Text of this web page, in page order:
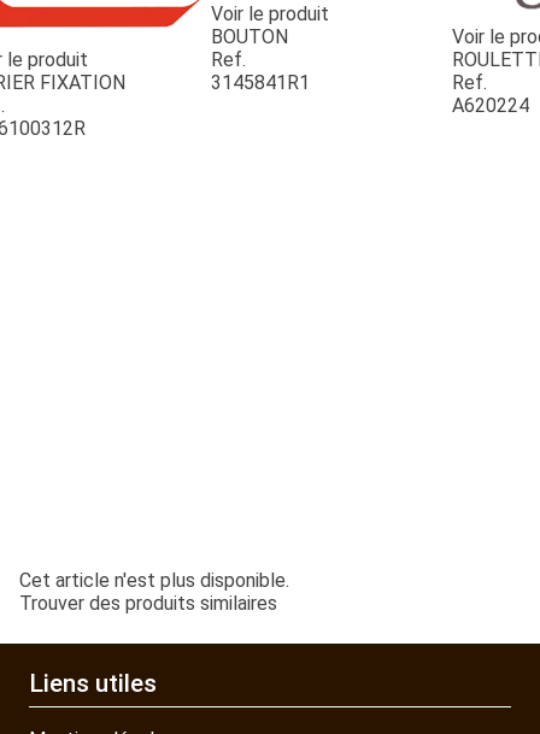
JOUET
le produit
FIXATION
Voir le produit
BOUTON
Ref.
3145841R1
Voir le
Ref.
A620224
Cet article n'est plus disponible.
Trouver des produits similaires
Liens utiles